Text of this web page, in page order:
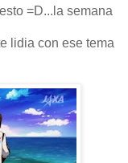
=D...la semana
lidia con ese tema